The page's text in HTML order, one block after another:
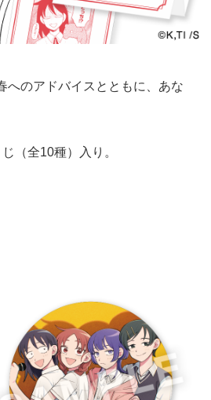
へのアドバイスとともに、あな
（全10種）入り。